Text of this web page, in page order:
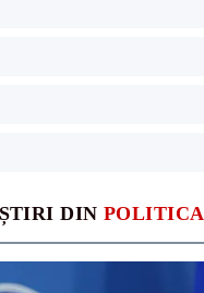
DIN POLITICA